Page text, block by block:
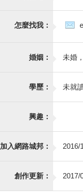
怎麼找我：
婚姻： 未婚
學歷： 未就
興趣：
加入網路城邦： 2016/
創作更新： 2017/